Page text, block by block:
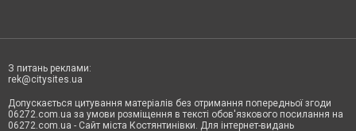
З питань реклами:
rek@citysites.ua
Допускається цитування матеріалів без отримання попередньої згоди
06272.com.ua за умови розміщення в тексті обов'язкового посилання на
06272.com.ua - Сайт міста Костянтинівки. Для інтернет-видань